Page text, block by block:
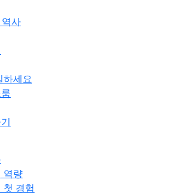
사
하세요
역량
첫 경험